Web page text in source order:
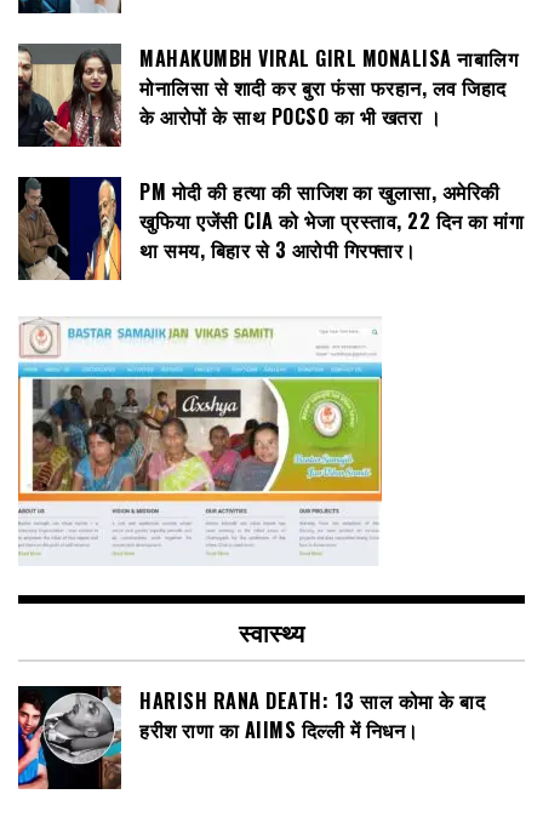
MAHAKUMBH VIRAL GIRL MONALISA नाबालिग
मोनालिसा से शादी कर बुरा फंसा फरहान, लव जिहाद
के आरोपों के साथ POCSO का भी खतरा ।
PM मोदी की हत्या की साजिश का खुलासा, अमेरिकी
खुफिया एजेंसी CIA को भेजा प्रस्ताव, 22 दिन का मांगा
था समय, बिहार से 3 आरोपी गिरफ्तार।
स्वास्थ्य
HARISH RANA DEATH: 13 साल कोमा के बाद
हरीश राणा का AIIMS दिल्ली में निधन।